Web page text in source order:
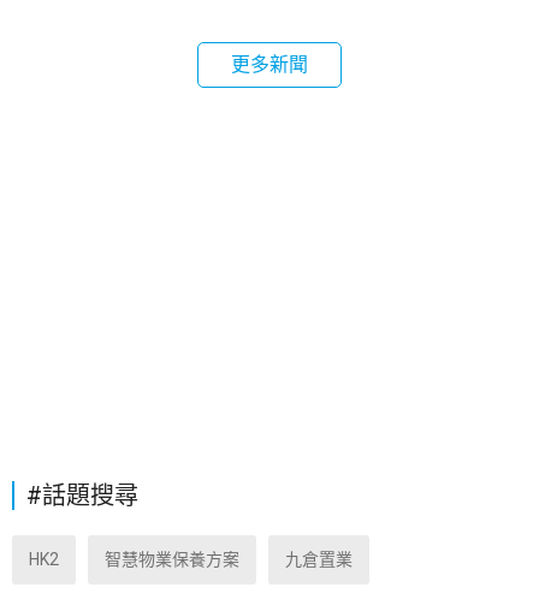
更多新聞
#話題搜尋
HK2 智慧物業保養方案 九倉置業